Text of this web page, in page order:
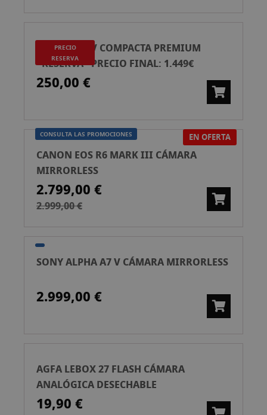
PRECIO
RESERVA
RICOH GR IV COMPACTA PREMIUM
*RESERVA* PRECIO FINAL: 1.449€
250,00 €
CONSULTA LAS PROMOCIONES EN OFERTA
CANON EOS R6 MARK III CÁMARA
MIRRORLESS
2.799,00 €
2.999,00 €
SONY ALPHA A7 V CÁMARA MIRRORLESS
2.999,00 €
AGFA LEBOX 27 FLASH CÁMARA
ANALÓGICA DESECHABLE
19,90 €